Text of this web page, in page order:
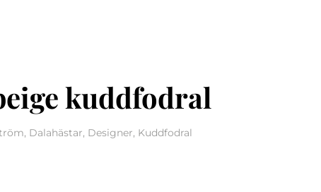
kuddfodral
Dalahästar, Designer, Kuddfodral